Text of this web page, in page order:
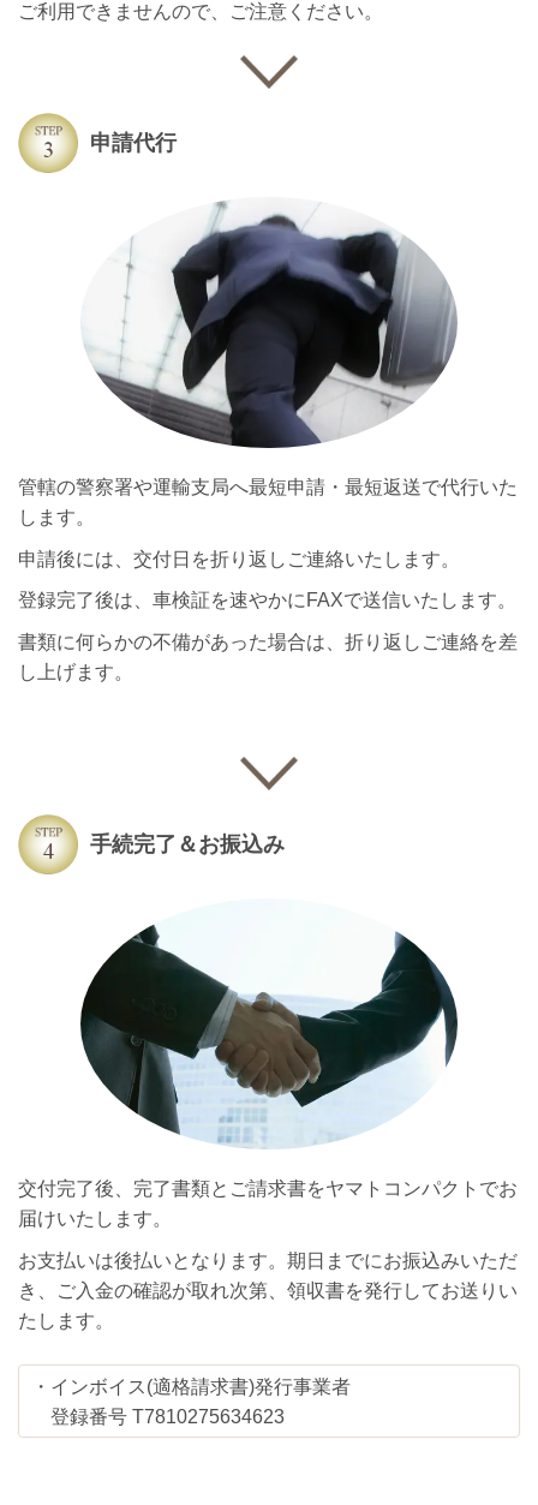
ご利用できませんので、ご注意ください。
申請代行
管轄の警察署や運輸支局へ最短申請・最短返送で代行いた
します。
申請後には、交付日を折り返しご連絡いたします。
登録完了後は、車検証を速やかにFAXで送信いたします。
書類に何らかの不備があった場合は、折り返しご連絡を差
し上げます。
手続完了＆お振込み
交付完了後、完了書類とご請求書をヤマトコンパクトでお
届けいたします。
お支払いは後払いとなります。期日までにお振込みいただ
き、ご入金の確認が取れ次第、領収書を発行してお送りい
たします。
・インボイス(適格請求書)発行事業者
登録番号 T7810275634623